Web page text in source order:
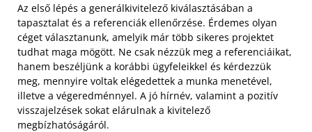
Az első lépés a generálkivitelező kiválasztásában a
tapasztalat és a referenciák ellenőrzése. Érdemes olyan
céget választanunk, amelyik már több sikeres projektet
tudhat maga mögött. Ne csak nézzük meg a referenciáikat,
hanem beszéljünk a korábbi ügyfeleikkel és kérdezzük
meg, mennyire voltak elégedettek a munka menetével,
illetve a végeredménnyel. A jó hírnév, valamint a pozitív
visszajelzések sokat elárulnak a kivitelező
megbízhatóságáról.